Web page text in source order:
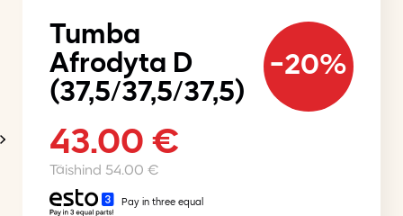
Tumba
Afrodyta D
(37,5/37,5/37,5)
54.00 €
Original
price
was:
54.00 €.
43.00 €
Current
price
is:
43.00 €.
Pay in three equal
-20%